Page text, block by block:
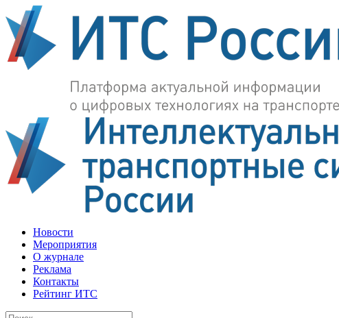
Новости
Мероприятия
О журнале
Реклама
Контакты
Рейтинг ИТС